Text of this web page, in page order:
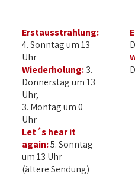
Erstausstrahlung:
4. Sonntag um 13
Uhr
Wiederholung:3.
Donnerstag um 13
Uhr,
3. Montag um 0
Uhr
Let´s hear it
again:5. Sonntag
um 13 Uhr
(ältere Sendung)